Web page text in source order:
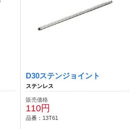
D30ステンジョイント
ステンレス
販売価格
110円
品番：13T61